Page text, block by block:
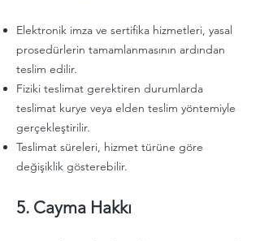
Elektronik imza ve sertifika hizmetleri, yasal
prosedürlerin tamamlanmasının ardından
teslim edilir.
Fiziki teslimat gerektiren durumlarda
teslimat kurye veya elden teslim yöntemiyle
gerçekleştirilir.
Teslimat süreleri, hizmet türüne göre
değişiklik gösterebilir.
5. Cayma Hakkı